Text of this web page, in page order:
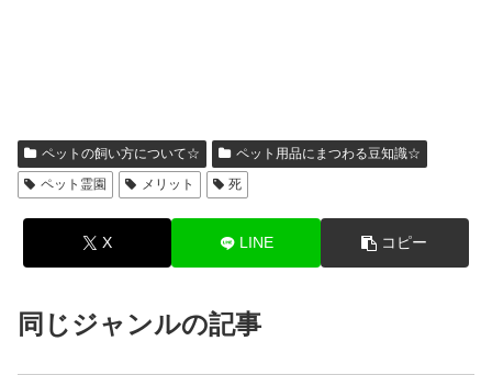
ペットの飼い方について☆
ペット用品にまつわる豆知識☆
ペット霊園
メリット 死
X LINE コピー
同じジャンルの記事